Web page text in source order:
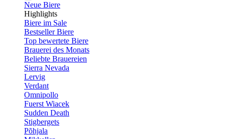
Neue Biere
Highlights
Biere im Sale
Bestseller Biere
Top bewertete Biere
Brauerei des Monats
Beliebte Brauereien
Sierra Nevada
Lervig
Verdant
Omnipollo
Fuerst Wiacek
Sudden Death
Stigbergets
Põhjala